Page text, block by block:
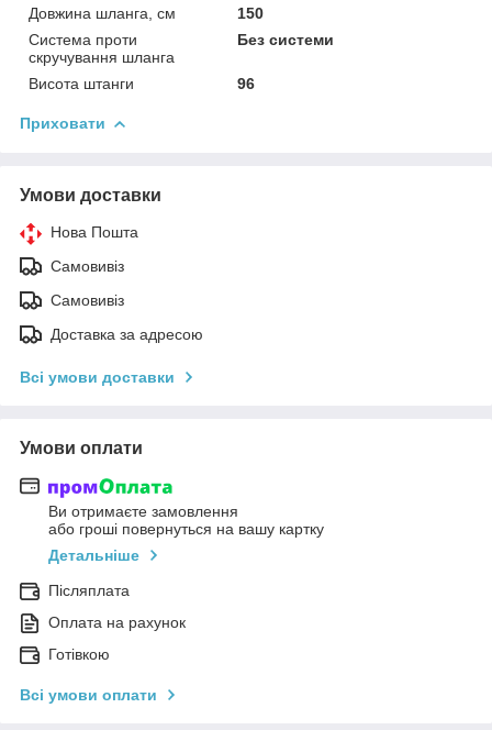
Довжина шланга, см
150
Система проти
скручування шланга
Без системи
Висота штанги 96
Приховати
Умови доставки
Нова Пошта
Самовивіз
Самовивіз
Доставка за адресою
Всі умови доставки
Умови оплати
Ви отримаєте замовлення
або гроші повернуться на вашу картку
Детальніше
Післяплата
Оплата на рахунок
Готівкою
Всі умови оплати